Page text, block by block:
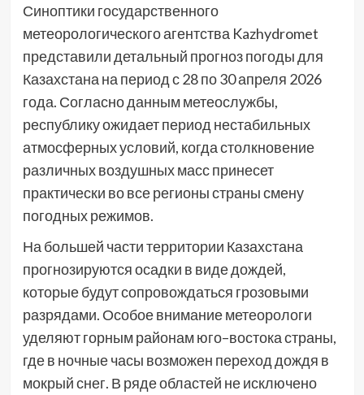
Синоптики государственного
метеорологического агентства Kazhydromet
представили детальный прогноз погоды для
Казахстана на период с 28 по 30 апреля 2026
года. Согласно данным метеослужбы,
республику ожидает период нестабильных
атмосферных условий, когда столкновение
различных воздушных масс принесет
практически во все регионы страны смену
погодных режимов.
На большей части территории Казахстана
прогнозируются осадки в виде дождей,
которые будут сопровождаться грозовыми
разрядами. Особое внимание метеорологи
уделяют горным районам юго–востока страны,
где в ночные часы возможен переход дождя в
мокрый снег. В ряде областей не исключено